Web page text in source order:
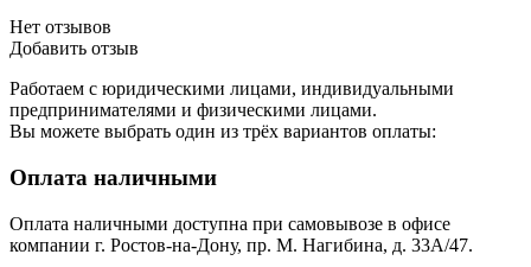
Нет отзывов
Добавить отзыв
Работаем с юридическими лицами, индивидуальными
предпринимателями и физическими лицами.
Вы можете выбрать один из трёх вариантов оплаты:
Оплата наличными
Оплата наличными доступна при самовывозе в офисе
компании г. Ростов-на-Дону, пр. М. Нагибина, д. 33А/47.